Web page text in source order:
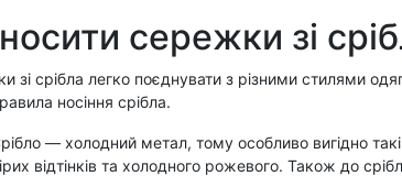
сережки зі
зі срібла легко поєднувати з різними стилями
носіння срібла.
— холодний метал, тому особливо вигідно
відтінків та холодного рожевого. Також до